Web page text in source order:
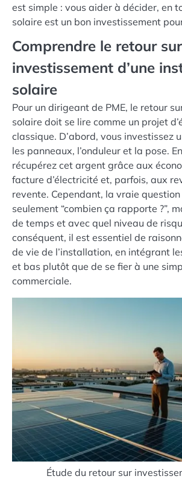
est simple : vous aider à décider, en
solaire est un bon investissement
Comprendre le retour sur
investissement d’une
solaire
Pour un dirigeant de PME, le retour
solaire doit se lire comme un projet
classique. D’abord, vous investissez
les panneaux, l’onduleur et la pose.
récupérez cet argent grâce aux
facture d’électricité et, parfois, aux
revente. Cependant, la vraie question
seulement “combien ça rapporte ?”,
de temps et avec quel niveau de
conséquent, il est essentiel de
de vie de l’installation, en intégrant
et bas plutôt que de se fier à une
commerciale.
Étude du retour sur